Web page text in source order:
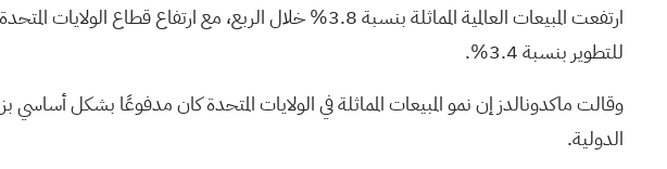
للتطوير بنسبة 3.4%.
وقالت ماكدونالدز إن نمو المبيعات المماثلة في الولايات المتحدة كان مدفوعًا بشكل أساسي
الدولية.